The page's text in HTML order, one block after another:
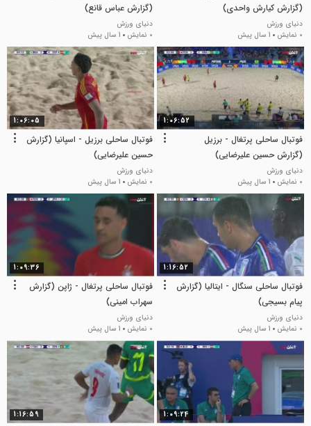
(گزارش کیارش واحدی)
دنیای ورزش
0 نمایش
1 سال پیش
(گزارش عباس قانع)
دنیای ورزش
0 نمایش
1 سال پیش
1:06:52
فوتبال ساحلی پرتغال - برزیل
(گزارش حسین علیرضایی)
دنیای ورزش
0 نمایش
1 سال پیش
1:06:05
فوتبال ساحلی برزیل - اسپانیا (گزارش
حسین علیرضایی)
دنیای ورزش
0 نمایش
1 سال پیش
1:16:52
فوتبال ساحلی سنگال - ایتالیا (گزارش
پیام بسیجی)
دنیای ورزش
0 نمایش
1 سال پیش
1:09:36
فوتبال ساحلی پرتغال - ژاپن (گزارش
سهراب امینی)
دنیای ورزش
0 نمایش
1 سال پیش
1:09:24
1:16:59